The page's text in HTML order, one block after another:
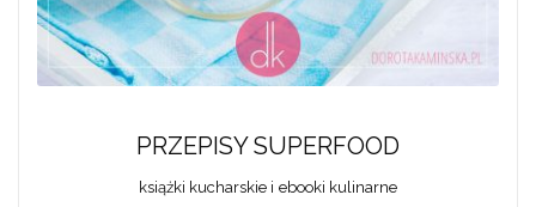
PRZEPISY SUPERFOOD
książki kucharskie i ebooki kulinarne